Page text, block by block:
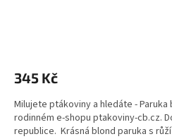
345 Kč
Milujete ptákoviny a hledáte -
rodinném e-shopu ptakoviny-cb.cz.
republice. Krásná blond paruka s